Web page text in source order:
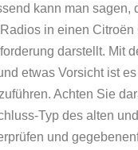
kann man sagen,
in einen Citroën
darstellt. Mit
etwas Vorsicht ist
Achten Sie
Typ des alten
und